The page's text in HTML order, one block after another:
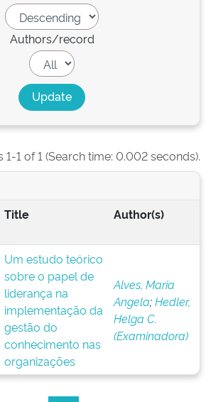
Authors/record
1-1 of 1 (Search time: 0.002 seconds).
Title Author(s)
Um estudo teórico
sobre o papel de
liderança na
implementação da
gestão do
conhecimento nas
organizações
Alves, Maria
Angela;Hedler,
Helga C.
(Examinadora)